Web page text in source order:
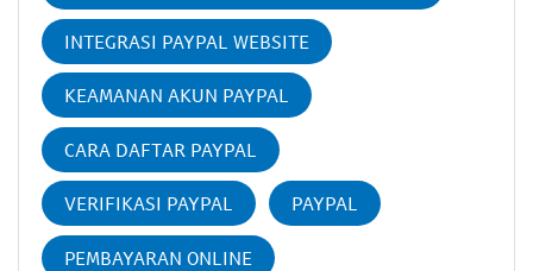
INTEGRASI PAYPAL WEBSITE
KEAMANAN AKUN PAYPAL
CARA DAFTAR PAYPAL
VERIFIKASI PAYPAL PAYPAL
PEMBAYARAN ONLINE